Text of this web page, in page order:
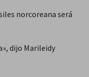
norcoreana será
dijo Marileidy